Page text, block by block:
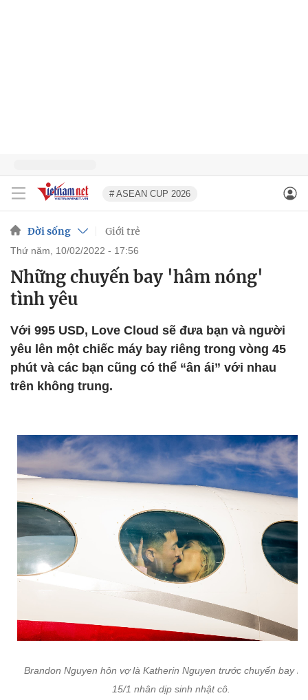
# ASEAN CUP 2026
Đời sống Giới trẻ
thứ năm, 10/02/2022 - 17:56
Những chuyến bay 'hâm nóng'
tình yêu
Với 995 USD, Love Cloud sẽ đưa bạn và người
yêu lên một chiếc máy bay riêng trong vòng 45
phút và các bạn cũng có thể “ân ái” với nhau
trên không trung.
Brandon Nguyen hôn vợ là Katherin Nguyen trước chuyến bay
15/1 nhân dịp sinh nhật cô.